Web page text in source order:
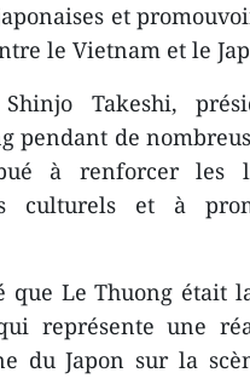
et
le Vietnam et le
Takeshi,
pendant de
à renforcer les
culturels et à
que Le Thuong était
représente une
du Japon sur la